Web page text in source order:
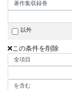
以外
この条件を削除